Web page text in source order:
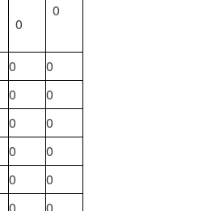
0
0
0
0
0
0
0
0
0
0
0
0